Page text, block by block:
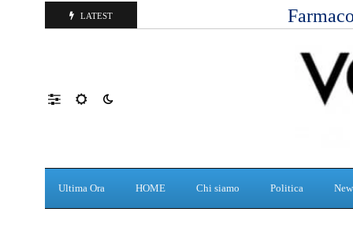
LATEST
Ultima Ora HOME Chi siamo Politica